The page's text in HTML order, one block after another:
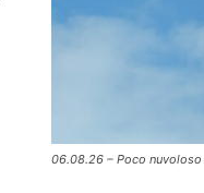
06.08.26 – Poco nuvoloso